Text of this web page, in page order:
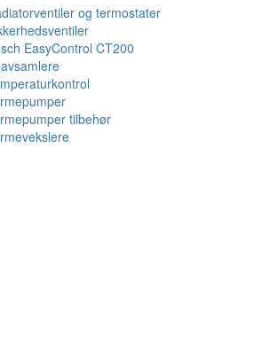
og termostater
EasyControl CT200
tilbehør